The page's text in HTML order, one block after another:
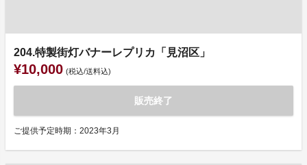
204.特製街灯バナーレプリカ「見沼区」
¥10,000 (税込/送料込)
販売終了
ご提供予定時期：2023年3月